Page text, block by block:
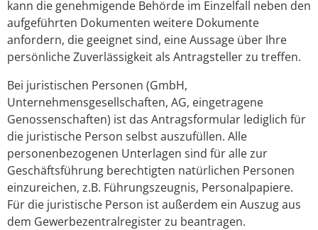
kann die genehmigende Behörde im Einzelfall neben den
aufgeführten Dokumenten weitere Dokumente
anfordern, die geeignet sind, eine Aussage über Ihre
persönliche Zuverlässigkeit als Antragsteller zu treffen.
Bei juristischen Personen (GmbH,
Unternehmensgesellschaften, AG, eingetragene
Genossenschaften) ist das Antragsformular lediglich für
die juristische Person selbst auszufüllen. Alle
personenbezogenen Unterlagen sind für alle zur
Geschäftsführung berechtigten natürlichen Personen
einzureichen, z.B. Führungszeugnis, Personalpapiere.
Für die juristische Person ist außerdem ein Auszug aus
dem Gewerbezentralregister zu beantragen.